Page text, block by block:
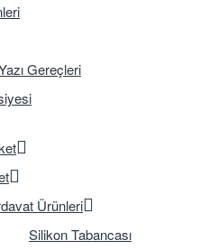
Gereçleri
Ürünleri
Silikon Tabancası